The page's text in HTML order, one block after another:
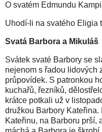
O svatém Edmundu
Uhodí-li na svatého Eligia
Svatá Barbora a Mikuláš
Svátek svaté Barbory se
nejenom s řadou lidových
průpovídek. S patronkou
kuchařů, řezníků,
krátce potkali už v
družkou Barbory
Kateřinu, na Barboru prší,